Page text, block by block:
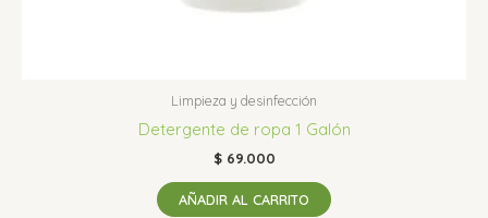
Limpieza y desinfección
Detergente de ropa 1 Galón
$69.000
AÑADIR AL CARRITO